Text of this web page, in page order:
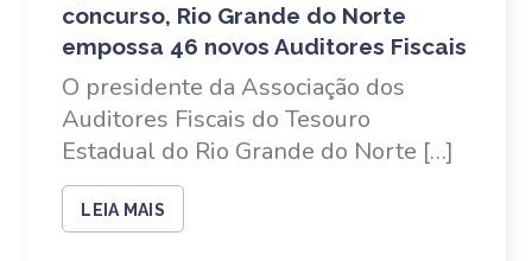
concurso, Rio Grande do Norte
empossa 46 novos Auditores Fiscais
O presidente da Associação dos
Auditores Fiscais do Tesouro
Estadual do Rio Grande do Norte […]
LEIA MAIS